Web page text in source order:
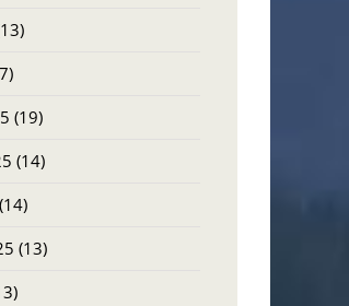
(19)
(14)
(13)